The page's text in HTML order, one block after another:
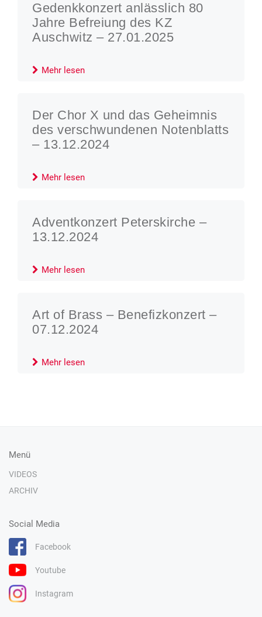
Gedenkkonzert anlässlich 80
Jahre Befreiung des KZ
Auschwitz – 27.01.2025
Mehr lesen
Der Chor X und das Geheimnis
des verschwundenen Notenblatts
– 13.12.2024
Mehr lesen
Adventkonzert Peterskirche –
13.12.2024
Mehr lesen
Art of Brass – Benefizkonzert –
07.12.2024
Mehr lesen
Menü
VIDEOS
ARCHIV
Social Media
Facebook
Youtube
Instagram